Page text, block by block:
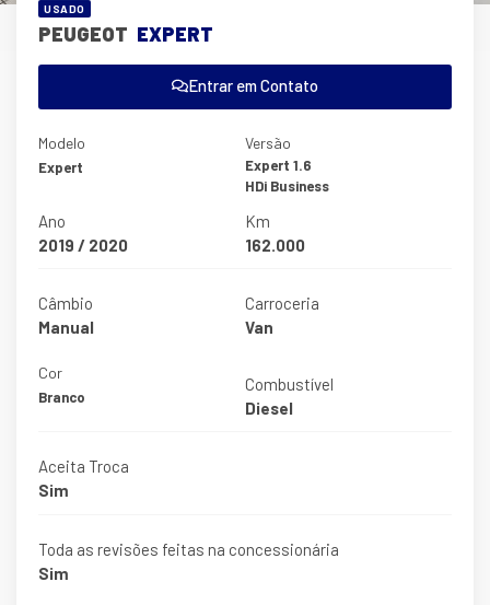
USADO
PEUGEOT EXPERT
Entrar em Contato
Modelo
Expert
Versão
Expert 1.6
HDi Business
Ano
2019 / 2020
Km
162.000
Câmbio
Manual
Carroceria
Van
Cor
Branco
Combustível
Diesel
Aceita Troca
Sim
Toda as revisões feitas na concessionária
Sim